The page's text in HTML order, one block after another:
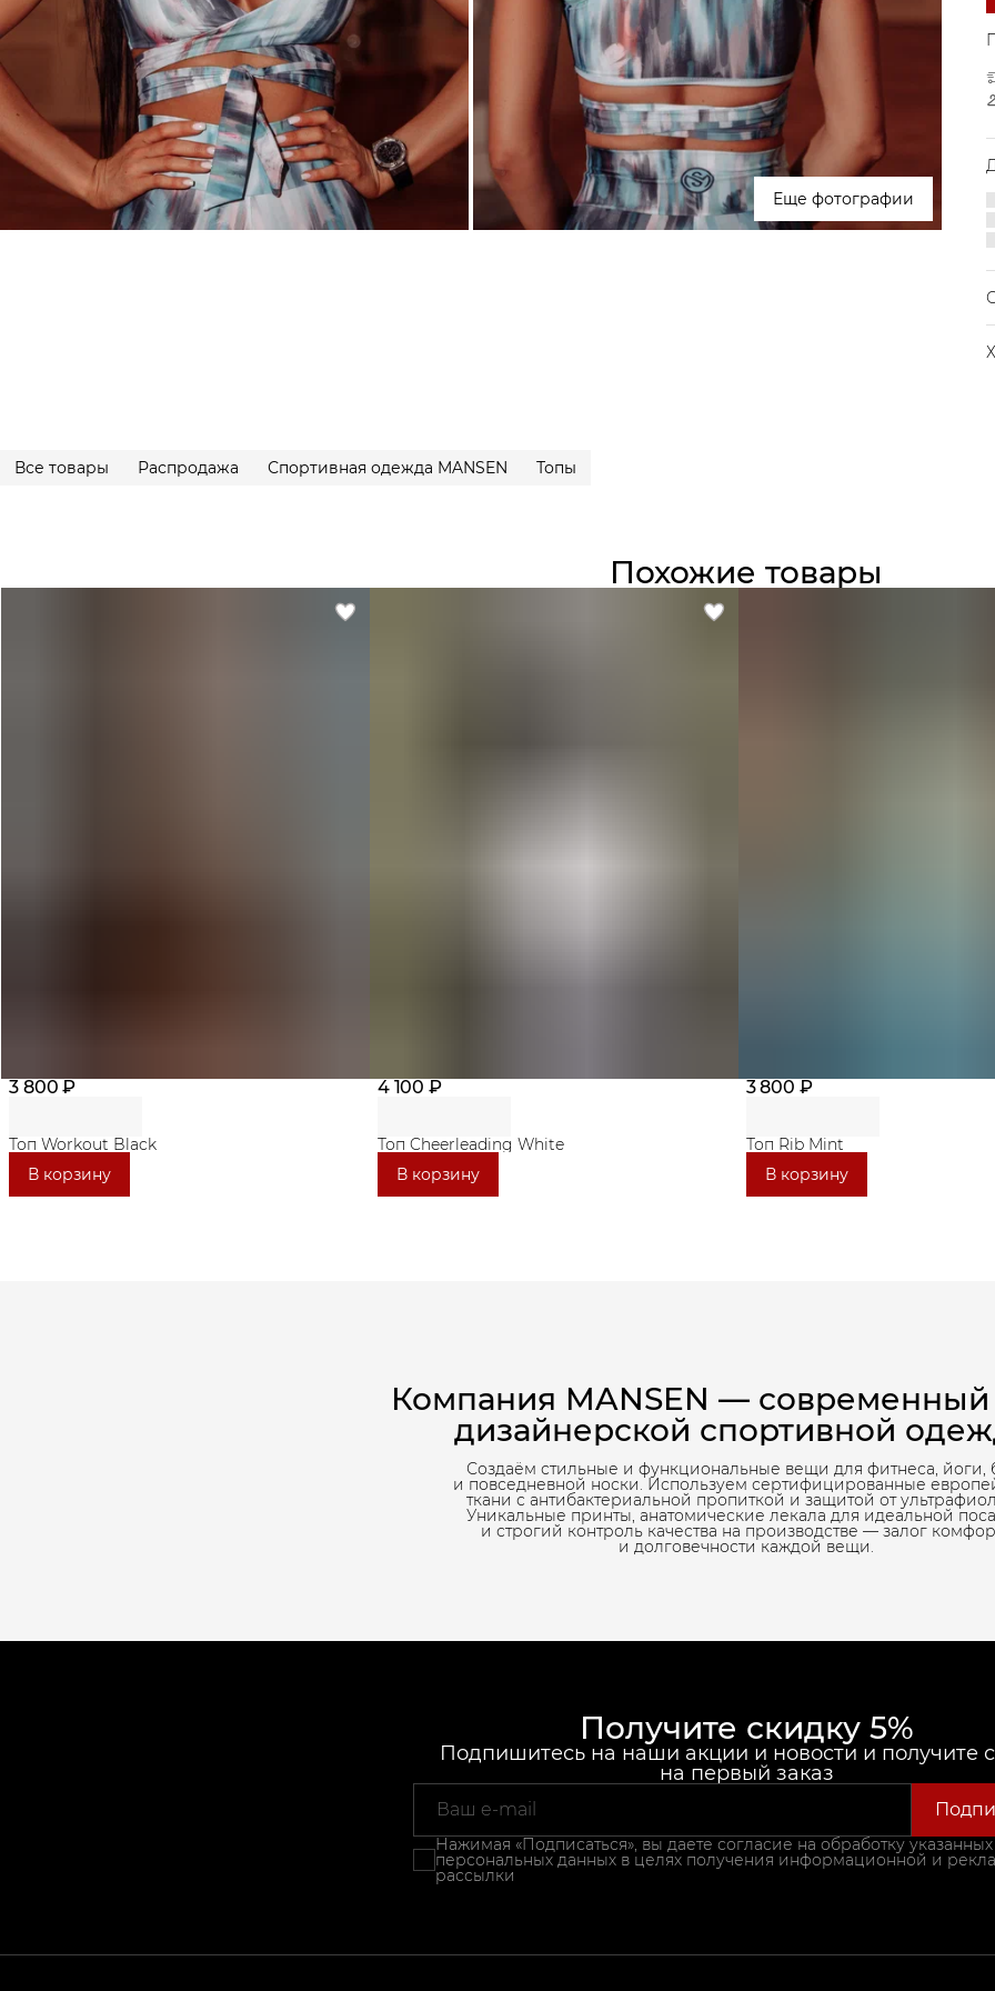
Еще фотографии
Все товары Распродажа Спортивная одежда MANSEN Топы
Похожие товары
3 800 ₽
Топ Workout Black
В корзину
4 100 ₽
Топ Cheerleading White
В корзину
3 800 ₽
Топ Rib Mint
В корзину
Компания MANSEN —
дизайнерской спортивной
Создаём стильные и функциональные вещи для фитнеса, йоги,
и повседневной носки. Используем сертифицированные
ткани с антибактериальной пропиткой и защитой от
Уникальные принты, анатомические лекала для идеальной
и строгий контроль качества на производстве — залог
и долговечности каждой вещи.
Получите скидку 5%
Подпишитесь на наши акции и новости и получите
на первый заказ
Нажимая «Подписаться», вы даете согласие на обработку указанных
персональных данных в целях получения информационной и
рассылки